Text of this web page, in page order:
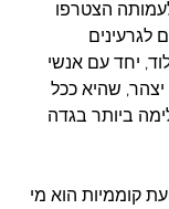
הצטרפו
לגרעינים
יחד עם אנשי
יצהר, שהיא ככל
ביותר בגדה
קוממיות הוא מי